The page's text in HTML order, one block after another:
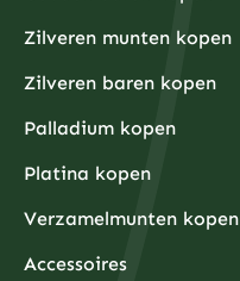
Zilveren munten kopen
Zilveren baren kopen
Palladium kopen
Platina kopen
Verzamelmunten kopen
Accessoires